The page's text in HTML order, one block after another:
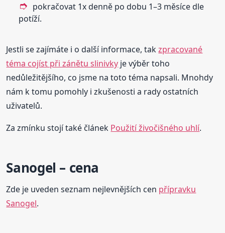
pokračovat 1x denně po dobu 1–3 měsíce dle
potíží.
Jestli se zajímáte i o další informace, takzpracované
téma cojíst při zánětu slinivky je výběr toho
nedůležitějšího, co jsme na toto téma napsali. Mnohdy
nám k tomu pomohly i zkušenosti a rady ostatních
uživatelů.
Za zmínku stojí také článek Použití živočišného uhlí.
Sanogel – cena
Zde je uveden seznam nejlevnějších cen přípravku
Sanogel.